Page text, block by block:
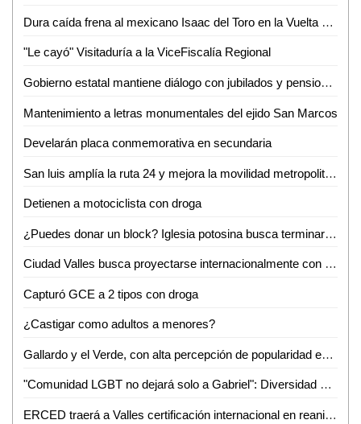
Dura caída frena al mexicano Isaac del Toro en la Vuelta al País Vasco
"Le cayó" Visitaduría a la ViceFiscalía Regional
Gobierno estatal mantiene diálogo con jubilados y pensionados
Mantenimiento a letras monumentales del ejido San Marcos
Develarán placa conmemorativa en secundaria
San luis amplía la ruta 24 y mejora la movilidad metropolitana
Detienen a motociclista con droga
¿Puedes donar un block? Iglesia potosina busca terminar su centro administrativo en Valles
Ciudad Valles busca proyectarse internacionalmente con evento de ganado Brahman
Capturó GCE a 2 tipos con droga
¿Castigar como adultos a menores?
Gallardo y el Verde, con alta percepción de popularidad en SLP: Roy Campos
"Comunidad LGBT no dejará solo a Gabriel": Diversidad e Igualdad alza la voz por su asesinato
ERCED traerá a Valles certificación internacional en reanimación cardiopulmonar